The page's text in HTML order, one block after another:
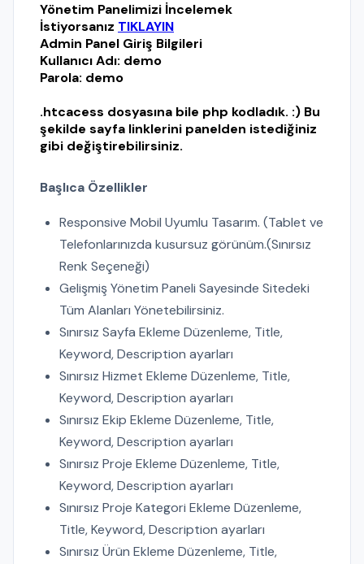
Yönetim Panelimizi İncelemek
İstiyorsanız TIKLAYIN
Admin Panel Giriş Bilgileri
Kullanıcı Adı: demo
Parola: demo
.htcacess dosyasına bile php kodladık. :) Bu
şekilde sayfa linklerini panelden istediğiniz
gibi değiştirebilirsiniz.
Başlıca Özellikler
Responsive Mobil Uyumlu Tasarım. (Tablet ve
Telefonlarınızda kusursuz görünüm.(Sınırsız
Renk Seçeneği)
Gelişmiş Yönetim Paneli Sayesinde Sitedeki
Tüm Alanları Yönetebilirsiniz.
Sınırsız Sayfa Ekleme Düzenleme, Title,
Keyword, Description ayarları
Sınırsız Hizmet Ekleme Düzenleme, Title,
Keyword, Description ayarları
Sınırsız Ekip Ekleme Düzenleme, Title,
Keyword, Description ayarları
Sınırsız Proje Ekleme Düzenleme, Title,
Keyword, Description ayarları
Sınırsız Proje Kategori Ekleme Düzenleme,
Title, Keyword, Description ayarları
Sınırsız Ürün Ekleme Düzenleme, Title,